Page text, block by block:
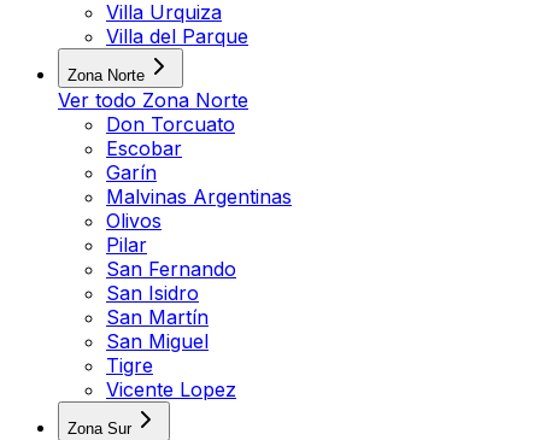
Villa Urquiza
Villa del Parque
Zona Norte
Ver todo Zona Norte
Don Torcuato
Escobar
Garín
Malvinas Argentinas
Olivos
Pilar
San Fernando
San Isidro
San Martín
San Miguel
Tigre
Vicente Lopez
Zona Sur